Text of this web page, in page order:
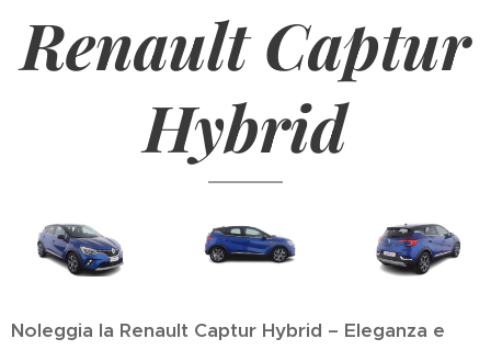
Renault Captur
Hybrid
Noleggia la Renault Captur Hybrid – Eleganza e